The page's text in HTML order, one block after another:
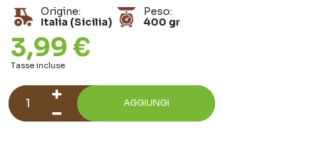
Origine:
Italia (Sicilia)
Peso:
400 gr
3,99 €
Tasse incluse
AGGIUNGI